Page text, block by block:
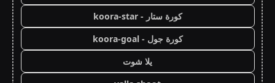
كورة ستار - koora-star
كورة جول - koora-goal
يلا شوت